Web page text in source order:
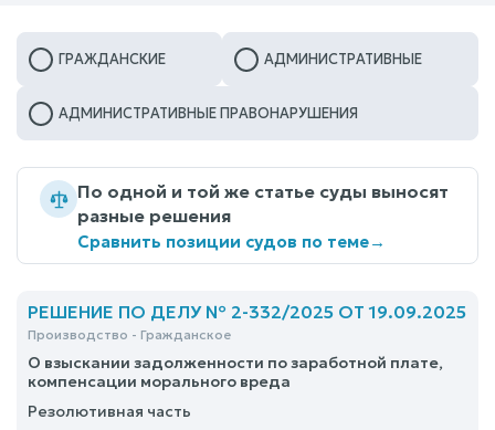
ГРАЖДАНСКИЕ АДМИНИСТРАТИВНЫЕ
АДМИНИСТРАТИВНЫЕ ПРАВОНАРУШЕНИЯ
По одной и той же статье суды выносят
разные решения
Сравнить позиции судов по теме→
РЕШЕНИЕ ПО ДЕЛУ № 2-332/2025 ОТ 19.09.2025
Производство - Гражданское
О взыскании задолженности по заработной плате,
компенсации морального вреда
Резолютивная часть